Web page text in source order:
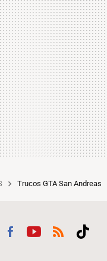
Trucos GTA San Andreas